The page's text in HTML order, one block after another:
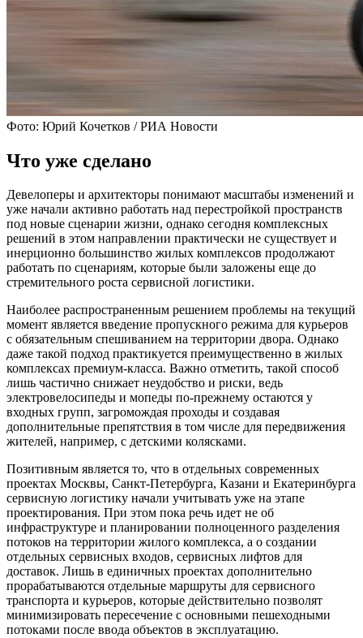
Фото: Юрий Кочетков / РИА Новости
Что уже сделано
Девелоперы и архитекторы понимают масштабы изменений и
уже начали активно работать над перестройкой пространств
под новые сценарии жизни, однако сегодня комплексных
решений в этом направлении практически не существует и
инерционно большинство жилых комплексов продолжают
работать по сценариям, которые были заложены еще до
стремительного роста сервисной логистики.
Наиболее распространенным решением проблемы на текущий
момент является введение пропускного режима для курьеров
с обязательным спешиванием на территории двора. Однако
даже такой подход практикуется преимущественно в жилых
комплексах премиум-класса. Важно отметить, такой способ
лишь частично снижает неудобство и риски, ведь
электровелосипеды и мопеды по-прежнему остаются у
входных групп, загромождая проходы и создавая
дополнительные препятствия в том числе для передвижения
жителей, например, с детскими колясками.
Позитивным является то, что в отдельных современных
проектах Москвы, Санкт-Петербурга, Казани и Екатеринбурга
сервисную логистику начали учитывать уже на этапе
проектирования. При этом пока речь идет не об
инфраструктуре и планировании полноценного разделения
потоков на территории жилого комплекса, а о создании
отдельных сервисных входов, сервисных лифтов для
доставок. Лишь в единичных проектах дополнительно
прорабатываются отдельные маршруты для сервисного
транспорта и курьеров, которые действительно позволят
минимизировать пересечение с основными пешеходными
потоками после ввода объектов в эксплуатацию.